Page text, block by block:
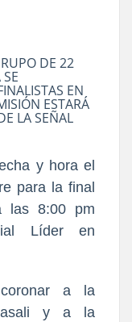
DE 22
EN
ESTARÁ
LA SEÑAL
y hora el
para la final
las 8:00 pm
Líder en
a la
y a la